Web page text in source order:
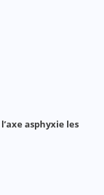
asphyxie les